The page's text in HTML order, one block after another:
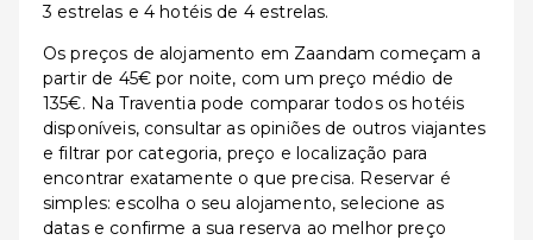
3 estrelas e 4 hotéis de 4 estrelas.
Os preços de alojamento em Zaandam começam a
partir de 45€ por noite, com um preço médio de
135€. Na Traventia pode comparar todos os hotéis
disponíveis, consultar as opiniões de outros viajantes
e filtrar por categoria, preço e localização para
encontrar exatamente o que precisa. Reservar é
simples: escolha o seu alojamento, selecione as
datas e confirme a sua reserva ao melhor preço